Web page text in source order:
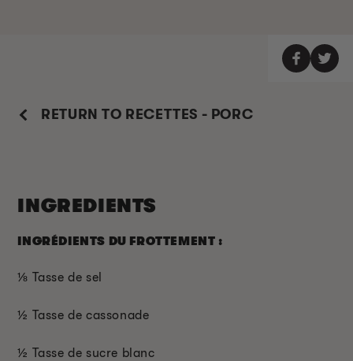
RETURN TO RECETTES - PORC
INGREDIENTS
INGRÉDIENTS DU FROTTEMENT :
⅛ Tasse de sel
½ Tasse de cassonade
½ Tasse de sucre blanc